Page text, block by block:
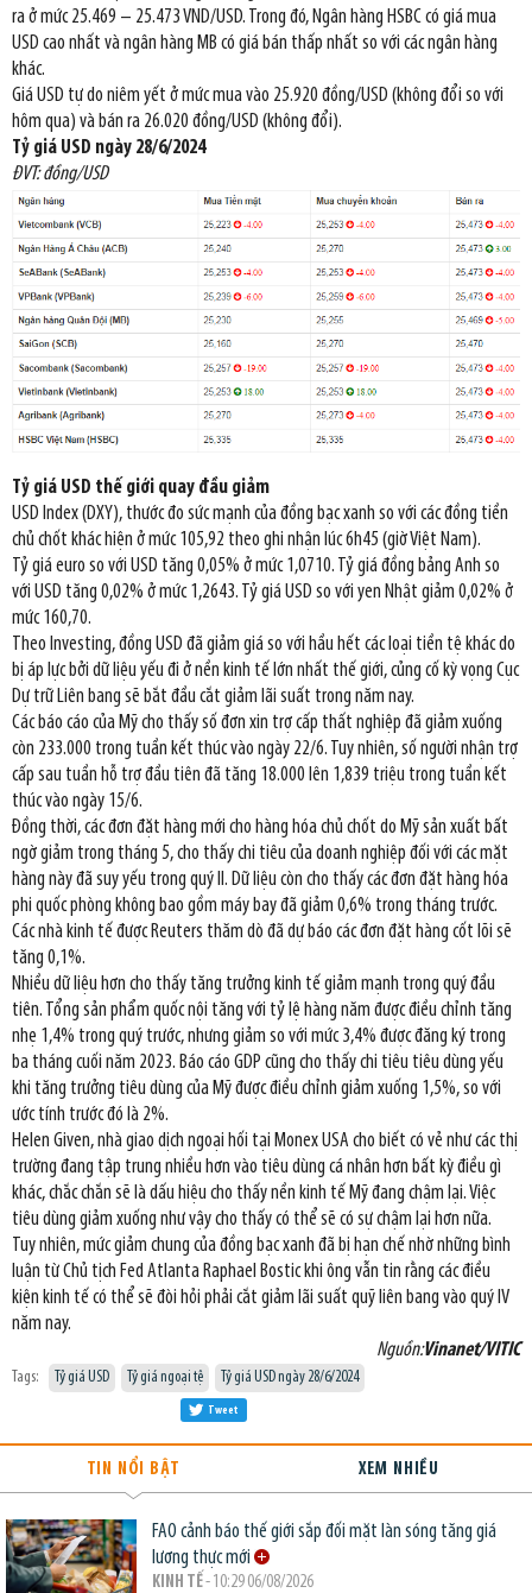
ra ở mức 25.469 – 25.473 VND/USD. Trong đó, Ngân hàng HSBC có giá mua
USD cao nhất và ngân hàng MB có giá bán thấp nhất so với các ngân hàng
khác.
Giá USD tự do niêm yết ở mức mua vào 25.920 đồng/USD (không đổi so với
hôm qua) và bán ra 26.020 đồng/USD (không đổi).
Tỷ giá USD ngày 28/6/2024
ĐVT: đồng/USD
Tỷ giá USD thế giới quay đầu giảm
USD Index (DXY), thước đo sức mạnh của đồng bạc xanh so với các đồng tiền
chủ chốt khác hiện ở mức 105,92 theo ghi nhận lúc 6h45 (giờ Việt Nam).
Tỷ giá euro so với USD tăng 0,05% ở mức 1,0710. Tỷ giá đồng bảng Anh so
với USD tăng 0,02% ở mức 1,2643. Tỷ giá USD so với yen Nhật giảm 0,02% ở
mức 160,70.
Theo Investing, đồng USD đã giảm giá so với hầu hết các loại tiền tệ khác do
bị áp lực bởi dữ liệu yếu đi ở nền kinh tế lớn nhất thế giới, củng cố kỳ vọng Cục
Dự trữ Liên bang sẽ bắt đầu cắt giảm lãi suất trong năm nay.
Các báo cáo của Mỹ cho thấy số đơn xin trợ cấp thất nghiệp đã giảm xuống
còn 233.000 trong tuần kết thúc vào ngày 22/6. Tuy nhiên, số người nhận trợ
cấp sau tuần hỗ trợ đầu tiên đã tăng 18.000 lên 1,839 triệu trong tuần kết
thúc vào ngày 15/6.
Đồng thời, các đơn đặt hàng mới cho hàng hóa chủ chốt do Mỹ sản xuất bất
ngờ giảm trong tháng 5, cho thấy chi tiêu của doanh nghiệp đối với các mặt
hàng này đã suy yếu trong quý II. Dữ liệu còn cho thấy các đơn đặt hàng hóa
phi quốc phòng không bao gồm máy bay đã giảm 0,6% trong tháng trước.
Các nhà kinh tế được Reuters thăm dò đã dự báo các đơn đặt hàng cốt lõi sẽ
tăng 0,1%.
Nhiều dữ liệu hơn cho thấy tăng trưởng kinh tế giảm mạnh trong quý đầu
tiên. Tổng sản phẩm quốc nội tăng với tỷ lệ hàng năm được điều chỉnh tăng
nhẹ 1,4% trong quý trước, nhưng giảm so với mức 3,4% được đăng ký trong
ba tháng cuối năm 2023. Báo cáo GDP cũng cho thấy chi tiêu tiêu dùng yếu
khi tăng trưởng tiêu dùng của Mỹ được điều chỉnh giảm xuống 1,5%, so với
ước tính trước đó là 2%.
Helen Given, nhà giao dịch ngoại hối tại Monex USA cho biết có vẻ như các thị
trường đang tập trung nhiều hơn vào tiêu dùng cá nhân hơn bất kỳ điều gì
khác, chắc chắn sẽ là dấu hiệu cho thấy nền kinh tế Mỹ đang chậm lại. Việc
tiêu dùng giảm xuống như vậy cho thấy có thể sẽ có sự chậm lại hơn nữa.
Tuy nhiên, mức giảm chung của đồng bạc xanh đã bị hạn chế nhờ những bình
luận từ Chủ tịch Fed Atlanta Raphael Bostic khi ông vẫn tin rằng các điều
kiện kinh tế có thể sẽ đòi hỏi phải cắt giảm lãi suất quỹ liên bang vào quý IV
năm nay.
Nguồn:Vinanet/VITIC
Tags: Tỷ giá USD Tỷ giá ngoại tệ Tỷ giá USD ngày 28/6/2024
Tweet
TIN NỔI BẬT XEM NHIỀU
FAO cảnh báo thế giới sắp đối mặt làn sóng tăng giá
lương thực mới
KINH TẾ- 10:29 06/08/2026